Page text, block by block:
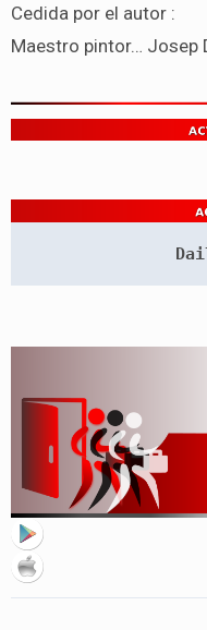
Cedida por el autor :
Maestro pintor… Josep